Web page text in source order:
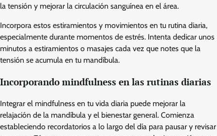
la tensión y mejorar la circulación sanguínea en el área.
Incorpora estos estiramientos y movimientos en tu rutina diaria,
especialmente durante momentos de estrés. Intenta dedicar unos
minutos a estiramientos o masajes cada vez que notes que la
tensión se acumula en tu mandíbula.
Incorporando mindfulness en las rutinas diarias
Integrar el mindfulness en tu vida diaria puede mejorar la
relajación de la mandíbula y el bienestar general. Comienza
estableciendo recordatorios a lo largo del día para pausar y revisar